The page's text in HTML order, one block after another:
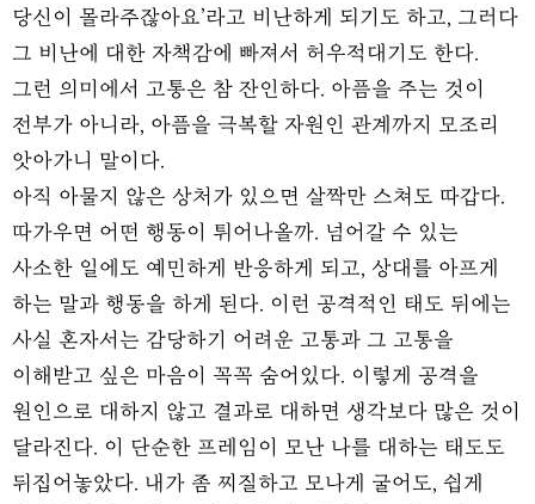
당신이 몰라주잖아요’라고 비난하게 되기도 하고, 그러다
그 비난에 대한 자책감에 빠져서 허우적대기도 한다.
그런 의미에서 고통은 참 잔인하다. 아픔을 주는 것이
전부가 아니라, 아픔을 극복할 자원인 관계까지 모조리
앗아가니 말이다.
아직 아물지 않은 상처가 있으면 살짝만 스쳐도 따갑다.
따가우면 어떤 행동이 튀어나올까. 넘어갈 수 있는
사소한 일에도 예민하게 반응하게 되고, 상대를 아프게
하는 말과 행동을 하게 된다. 이런 공격적인 태도 뒤에는
사실 혼자서는 감당하기 어려운 고통과 그 고통을
이해받고 싶은 마음이 꼭꼭 숨어있다. 이렇게 공격을
원인으로 대하지 않고 결과로 대하면 생각보다 많은 것이
달라진다. 이 단순한 프레임이 모난 나를 대하는 태도도
뒤집어놓았다. 내가 좀 찌질하고 모나게 굴어도, 쉽게